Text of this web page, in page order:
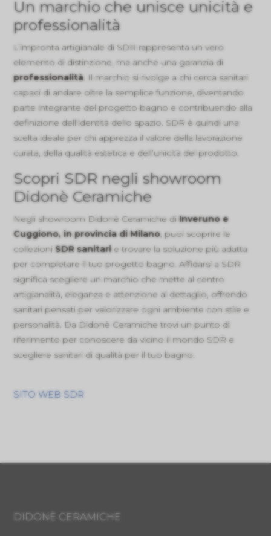
Un marchio che unisce unicità e
professionalità
L’impronta artigianale di SDR rappresenta un vero
elemento di distinzione, ma anche una garanzia di
professionalità. Il marchio si rivolge a chi cerca sanitari
capaci di andare oltre la semplice funzione, diventando
parte integrante del progetto bagno e contribuendo alla
definizione dell’identità dello spazio. SDR è quindi una
scelta ideale per chi apprezza il valore della lavorazione
curata, della qualità estetica e dell’unicità del prodotto.
Scopri SDR negli showroom
Didonè Ceramiche
Negli showroom Didonè Ceramiche diInveruno e
Cuggiono, in provincia di Milano, puoi scoprire le
collezioniSDR sanitari e trovare la soluzione più adatta
per completare il tuo progetto bagno. Affidarsi a SDR
significa scegliere un marchio che mette al centro
artigianalità, eleganza e attenzione al dettaglio, offrendo
sanitari pensati per valorizzare ogni ambiente con stile e
personalità. Da Didonè Ceramiche trovi un punto di
riferimento per conoscere da vicino il mondo SDR e
scegliere sanitari di qualità per il tuo bagno.
SITO WEB SDR
DIDONÈ CERAMICHE